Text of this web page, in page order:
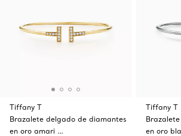
Tiffany T
Brazalete delgado de diamantes
en oro amari …
Tiffany T
en oro